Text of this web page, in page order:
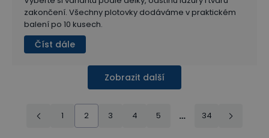
zakončení. Všechny plotovky dodáváme v praktickém
balení po 10 kusech.
Číst dále
Zobrazit další
1 2 3 4 5 … 34